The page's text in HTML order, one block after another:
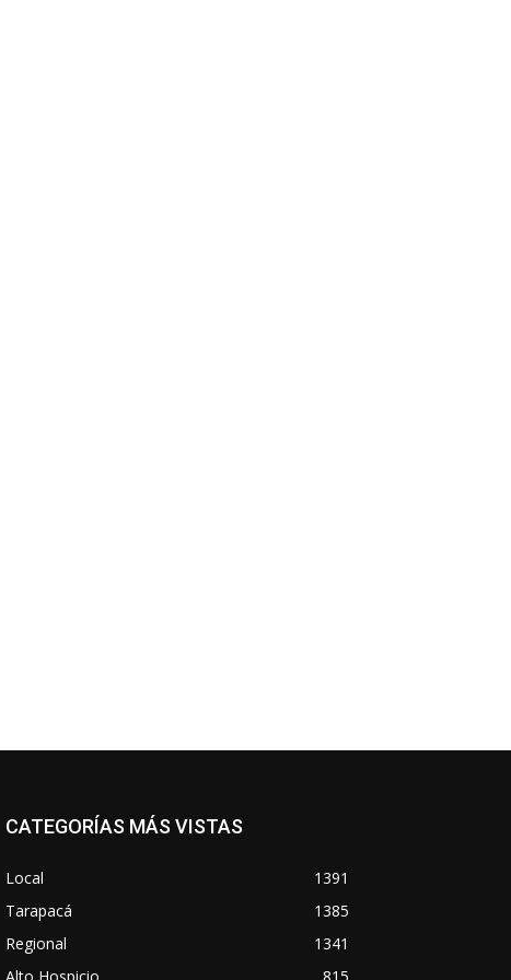
CATEGORÍAS MÁS VISTAS
Local
1391
Tarapacá
1385
Regional
1341